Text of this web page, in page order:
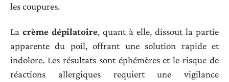
les coupures.
La crème dépilatoire, quant à elle, dissout la partie
apparente du poil, offrant une solution rapide et
indolore. Les résultats sont éphémères et le risque de
réactions allergiques requiert une vigilance